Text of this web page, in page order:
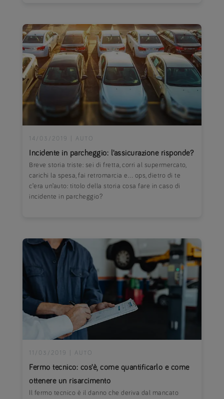
Incidente in parcheggio: l’assicurazione risponde?
14/03/2019 AUTO
Breve storia triste: sei di fretta, corri al supermercato,
carichi la spesa, fai retromarcia e… ops, dietro di te
c’era un’auto: titolo della storia cosa fare in caso di
incidente in parcheggio?
Fermo tecnico: cos’è, come quantificarlo e come
ottenere un risarcimento
11/03/2019 AUTO
Il fermo tecnico è il danno che deriva dal mancato